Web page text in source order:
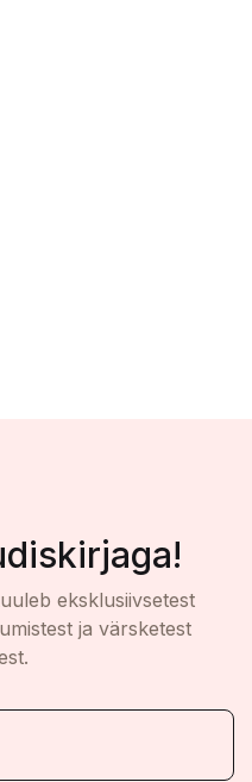
eksklusiivsetest
ja värsketest